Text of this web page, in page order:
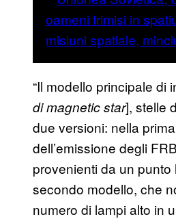
“Il modello principale
di magnetic star], stelle
due versioni: nella
dell’emissione degli
provenienti da un
secondo modello, che
numero di lampi alto in